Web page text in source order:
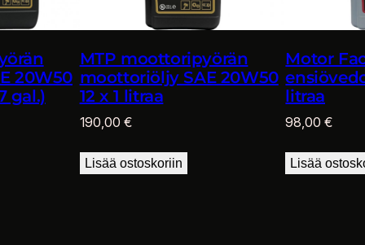
a
m
ä
ä
r
ä
20W50
gal.)
MTP moottoripyörän
moottoriöljy SAE 20W50
12 x 1 litraa
190,00 €
Lisää ostoskoriin
Motor
litraa
98,00€
Lisää